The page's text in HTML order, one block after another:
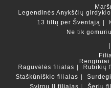
Legendinės Anykščių
13 tiltų per Šventąją
Ne tik
Raguvėlės filialas
Rubikių
Staškūniškio filialas
Svirnų II filialas
Šerių